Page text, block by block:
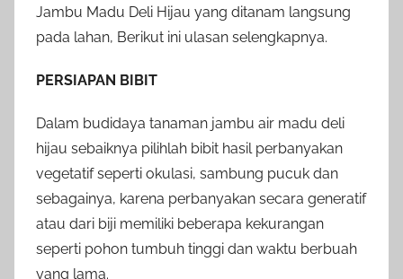
Jambu Madu Deli Hijau yang ditanam langsung
pada lahan, Berikut ini ulasan selengkapnya.
PERSIAPAN BIBIT
Dalam budidaya tanaman jambu air madu deli
hijau sebaiknya pilihlah bibit hasil perbanyakan
vegetatif seperti okulasi, sambung pucuk dan
sebagainya, karena perbanyakan secara generatif
atau dari biji memiliki beberapa kekurangan
seperti pohon tumbuh tinggi dan waktu berbuah
yang lama.